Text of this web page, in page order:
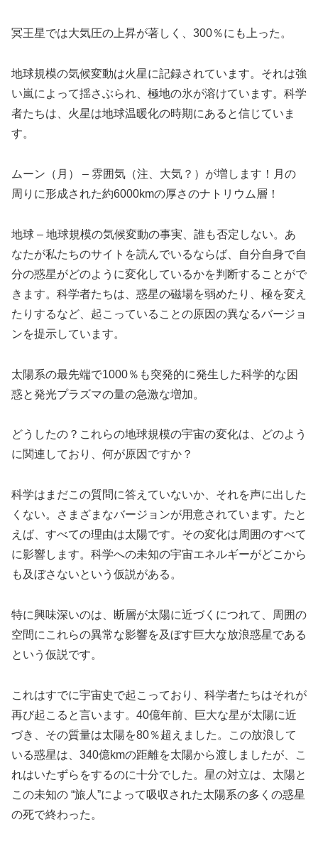
冥王星では大気圧の上昇が著しく、300％にも上った。
地球規模の気候変動は火星に記録されています。それは強
い嵐によって揺さぶられ、極地の氷が溶けています。科学
者たちは、火星は地球温暖化の時期にあると信じていま
す。
ムーン（月） – 雰囲気（注、大気？）が増します！月の
周りに形成された約6000kmの厚さのナトリウム層！
地球 – 地球規模の気候変動の事実、誰も否定しない。あ
なたが私たちのサイトを読んでいるならば、自分自身で自
分の惑星がどのように変化しているかを判断することがで
きます。科学者たちは、惑星の磁場を弱めたり、極を変え
たりするなど、起こっていることの原因の異なるバージョ
ンを提示しています。
太陽系の最先端で1000％も突発的に発生した科学的な困
惑と発光プラズマの量の急激な増加。
どうしたの？これらの地球規模の宇宙の変化は、どのよう
に関連しており、何が原因ですか？
科学はまだこの質問に答えていないか、それを声に出した
くない。さまざまなバージョンが用意されています。たと
えば、すべての理由は太陽です。その変化は周囲のすべて
に影響します。科学への未知の宇宙エネルギーがどこから
も及ぼさないという仮説がある。
特に興味深いのは、断層が太陽に近づくにつれて、周囲の
空間にこれらの異常な影響を及ぼす巨大な放浪惑星である
という仮説です。
これはすでに宇宙史で起こっており、科学者たちはそれが
再び起こると言います。40億年前、巨大な星が太陽に近
づき、その質量は太陽を80％超えました。この放浪して
いる惑星は、340億kmの距離を太陽から渡しましたが、こ
れはいたずらをするのに十分でした。星の対立は、太陽と
この未知の “旅人”によって吸収された太陽系の多くの惑星
の死で終わった。